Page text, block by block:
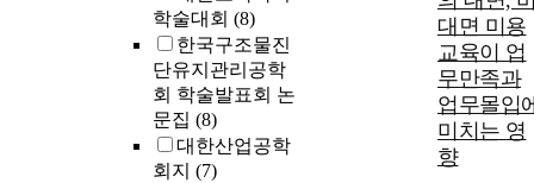
학술대회 (8)
한국구조물진
단유지관리공학
회 학술발표회 논
문집 (8)
대한산업공학
회지 (7)
대면 미용
교육이 업
무만족과
업무몰입
미치는 영
향